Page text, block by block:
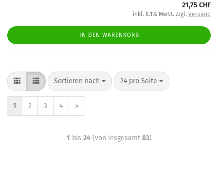
21,75 CHF
inkl. 8.1% MwSt. zzgl. Versand
IN DEN WARENKORB
Sortieren nach 24 pro Seite
1 2 3 4 »
1 bis 24(von insgesamt 83)